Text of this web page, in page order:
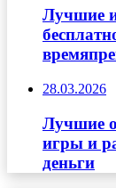
Лучшие
28.03.2026
Лучшие
игры и
деньги